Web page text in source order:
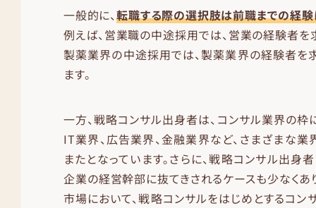
一般的に、転職する際の選択肢は前職までの経験
例えば、営業職の中途採用では、営業の経験者を
製薬業界の中途採用では、製薬業界の経験者を
ます。
一方、戦略コンサル出身者は、コンサル業界の枠
IT業界、広告業界、金融業界など、さまざまな業
またとなっています。さらに、戦略コンサル出身
企業の経営幹部に抜てきされるケースも少なくあ
市場において、戦略コンサルをはじめとするコン